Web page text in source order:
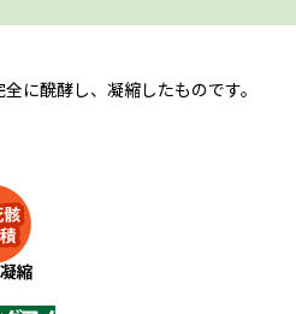
に醗酵し、凝縮したものです。